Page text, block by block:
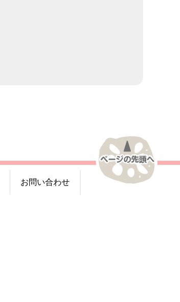
お問い合わせ